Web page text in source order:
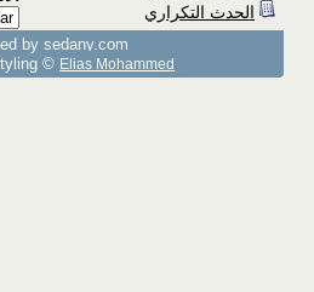
الحدث التكراري
by sedany.com
© Elias Mohammed